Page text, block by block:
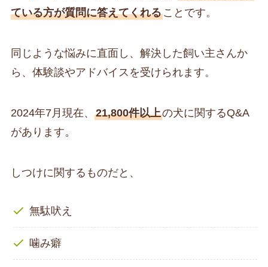
ている方が質問に答えてくれることです。
同じような悩みに直面し、解決した飼い主さんか
ら、体験談やアドバイスを受けられます。
2024年7月現在、 21,800件以上の犬に関するQ&A
があります。
しつけに関するものだと、
無駄吠え
噛み癖